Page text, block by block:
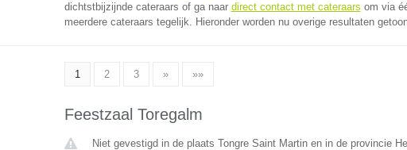
dichtstbijzijnde cateraars of ga naar direct contact met cateraars om via
meerdere cateraars tegelijk. Hieronder worden nu overige resultaten
1 2 3 » »»
Feestzaal Toregalm
Niet gevestigd in de plaats Tongre Saint Martin en in de provincie